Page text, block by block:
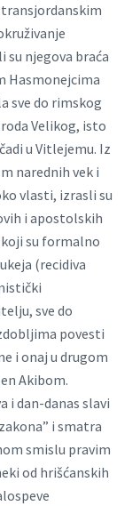
su njegova braća
Hasmonejcima
sve do rimskog
Velikog, isto
u Vitlejemu. Iz
narednih vek i
vlasti, izrasli su
i apostolskih
su formalno
(recidiva
sve do
povesti
i onaj u drugom
Akibom.
i dan-danas slavi
i smatra
smislu pravim
od hrišćanskih